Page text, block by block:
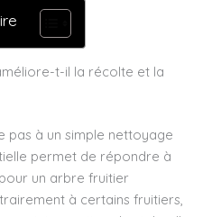
t-il la récolte et la
pas à un simple nettoyage
permet de répondre à
un arbre fruitier
à certains fruitiers,